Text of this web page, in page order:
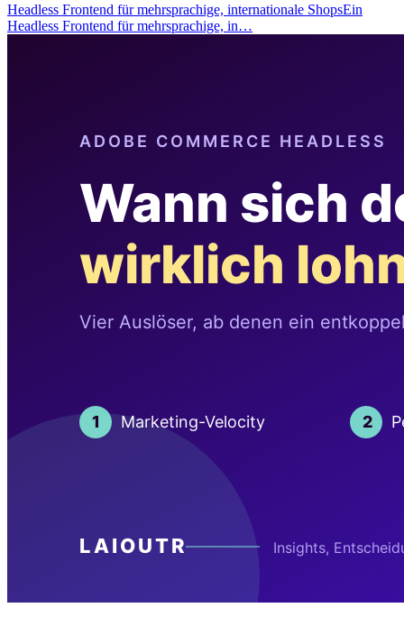
Headless Frontend für mehrsprachige, internationale ShopsEin
Headless Frontend für mehrsprachige, in…